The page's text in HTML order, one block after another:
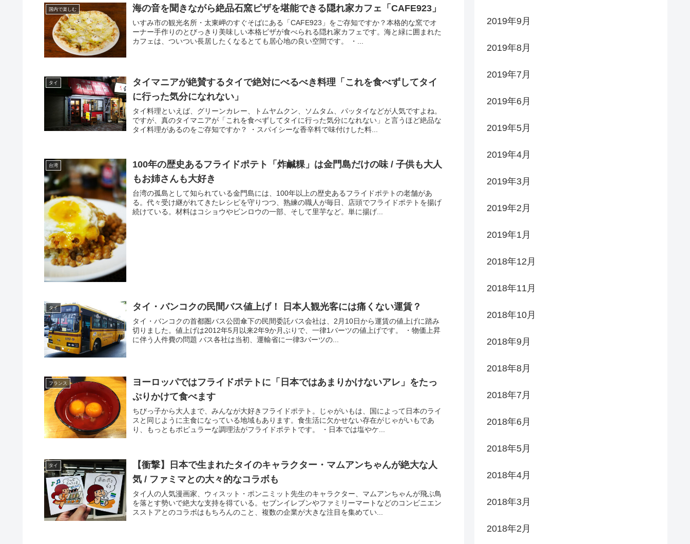
国内で楽しむ 海の音を聞きながら絶品石窯ピザを堪能できる隠れ家カフェ「CAFE923」
いすみ市の観光名所・太東岬のすぐそばにある「CAFE923」をご存知ですか？本格的な窯でオ
ーナー手作りのとびっきり美味しい本格ピザが食べられる隠れ家カフェです。海と緑に囲まれた
カフェは、ついつい長居したくなるとても居心地の良い空間です。 ・...
タイ
タイマニアが絶賛するタイで絶対にべるべき料理「これを食べずしてタイ
に行った気分になれない」
タイ料理といえば、グリーンカレー、トムヤムクン、ソムタム、パッタイなどが人気ですよね。
ですが、真のタイマニアが「これを食べずしてタイに行った気分になれない」と言うほど絶品な
タイ料理があるのをご存知ですか？ ・スパイシーな香辛料で味付けした料...
台湾
100年の歴史あるフライドポテト「炸鹹粿」は金門島だけの味 / 子供も大人
もお姉さんも大好き
台湾の孤島として知られている金門島には、100年以上の歴史あるフライドポテトの老舗があ
る。代々受け継がれてきたレシピを守りつつ、熟練の職人が毎日、店頭でフライドポテトを揚げ
続けている。材料はコショウやビンロウの一部、そして里芋など。単に揚げ...
タイ タイ・バンコクの民間バス値上げ！ 日本人観光客には痛くない運賃？
タイ・バンコクの首都圏バス公団傘下の民間委託バス会社は、2月10日から運賃の値上げに踏み
切りました。値上げは2012年5月以来2年9か月ぶりで、一律1バーツの値上げです。 ・物価上昇
に伴う人件費の問題 バス各社は当初、運輸省に一律3バーツの...
フランス
ヨーロッパではフライドポテトに「日本ではあまりかけないアレ」をたっ
ぷりかけて食べます
ちびっ子から大人まで、みんなが大好きフライドポテト。じゃがいもは、国によって日本のライ
スと同じように主食になっている地域もあります。食生活に欠かせない存在がじゃがいもであ
り、もっともポピュラーな調理法がフライドポテトです。 ・日本では塩やケ...
タイ
【衝撃】日本で生まれたタイのキャラクター・マムアンちゃんが絶大な人
気 / ファミマとの大々的なコラボも
タイ人の人気漫画家、ウィスット・ポンニミット先生のキャラクター、マムアンちゃんが飛ぶ鳥
を落とす勢いで絶大な支持を得ている。セブンイレブンやファミリーマートなどのコンビニエン
スストアとのコラボはもちろんのこと、複数の企業が大きな注目を集めてい...
2019年9月
2019年8月
2019年7月
2019年6月
2019年5月
2019年4月
2019年3月
2019年2月
2019年1月
2018年12月
2018年11月
2018年10月
2018年9月
2018年8月
2018年7月
2018年6月
2018年5月
2018年4月
2018年3月
2018年2月